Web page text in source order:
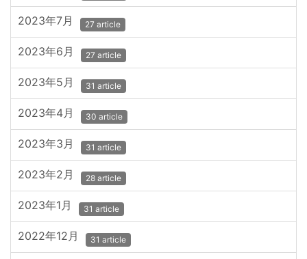
2023年7月 27 article
2023年6月 27 article
2023年5月 31 article
2023年4月 30 article
2023年3月 31 article
2023年2月 28 article
2023年1月 31 article
2022年12月 31 article